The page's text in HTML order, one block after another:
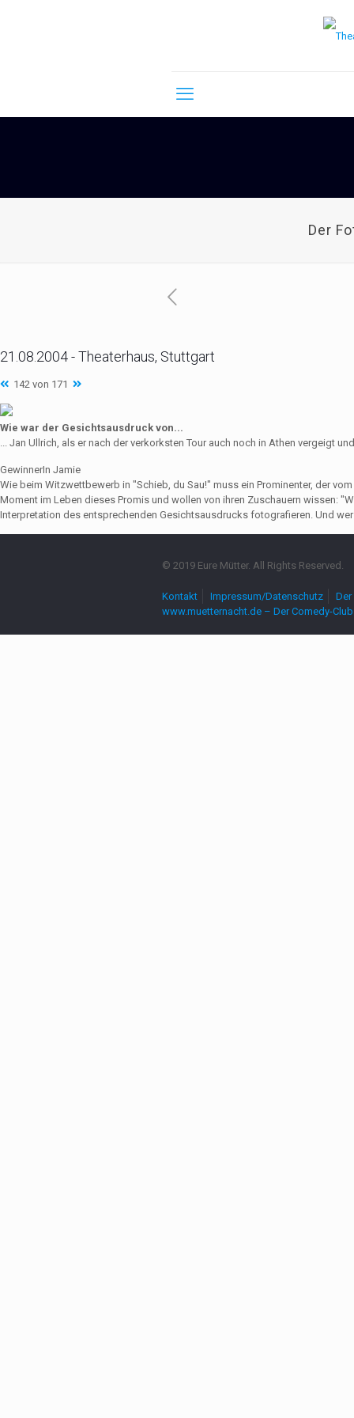
Der
21.08.2004 - Theaterhaus, Stuttgart
142 von 171
Wie war der Gesichtsausdruck von...
... Jan Ullrich, als er nach der verkorksten Tour auch noch in Athen vergeigt
GewinnerIn Jamie
Wie beim Witzwettbewerb in "Schieb, du Sau!" muss ein Prominenter, der
Moment im Leben dieses Promis und wollen von ihren Zuschauern wissen:
Interpretation des entsprechenden Gesichtsausdrucks fotografieren. Und
© 2019 Eure Mütter. All Rights Reserved.
Kontakt Impressum/Datenschutz
www.muetternacht.de – Der Comedy-Club